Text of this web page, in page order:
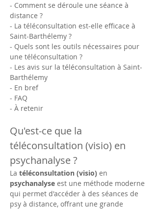
- Comment se déroule une séance à
distance ?
- La téléconsultation est-elle efficace à
Saint-Barthélemy ?
- Quels sont les outils nécessaires pour
une téléconsultation ?
- Les avis sur la téléconsultation à Saint-
Barthélemy
- En bref
- FAQ
- À retenir
Qu'est-ce que la
téléconsultation (visio) en
psychanalyse ?
La téléconsultation (visio) en
psychanalyse est une méthode moderne
qui permet d'accéder à des séances de
psy à distance, offrant une grande